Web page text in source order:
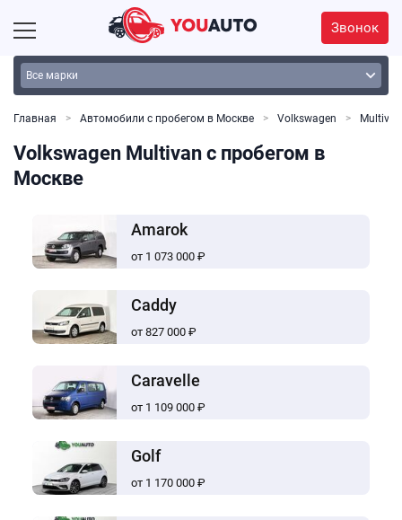
Звонок
Главная Автомобили с пробегом в Москве Volkswagen Multivan
Volkswagen Multivan с пробегом в
Москве
Amarok
от 1 073 000 ₽
Caddy
от 827 000 ₽
Caravelle
от 1 109 000 ₽
Golf
от 1 170 000 ₽